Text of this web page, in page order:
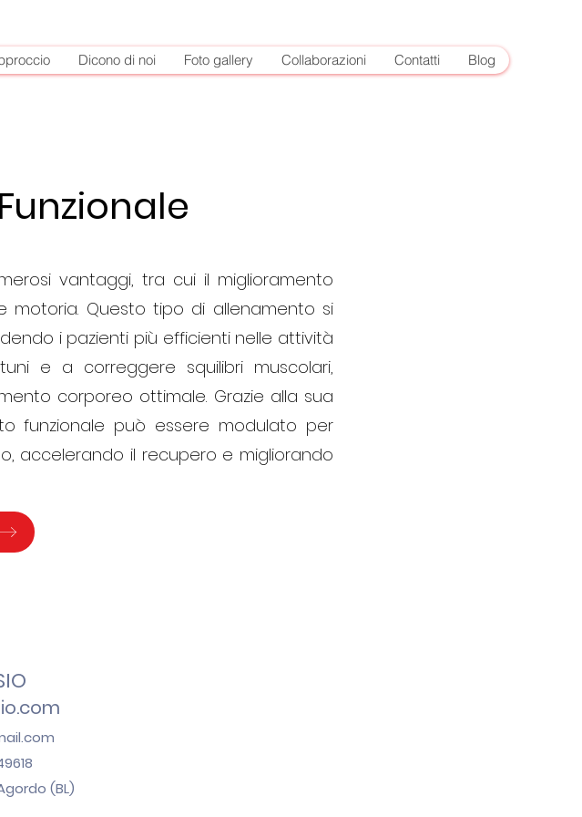
Dicono di noi Foto gallery Collaborazioni Contatti Blog
vantaggi, tra cui il miglioramento
motoria. Questo tipo di allenamento si
i pazienti più efficienti nelle attività
e a correggere squilibri muscolari,
corporeo ottimale. Grazie alla sua
funzionale può essere modulato per
accelerando il recupero e migliorando
(BL)